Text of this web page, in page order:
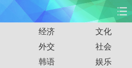
国际 财经
人事 教育
经济
文化
外交
社会
韩语
娱乐